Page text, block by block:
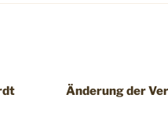
Änderung der